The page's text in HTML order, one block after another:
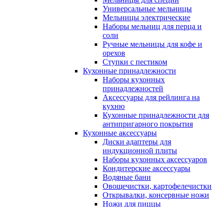
Универсальные мельницы
Мельницы электрические
Наборы мельниц для перца и
соли
Ручные мельницы для кофе и
орехов
Ступки с пестиком
Кухонные принадлежности
Наборы кухонных
принадлежностей
Аксессуары для рейлинга на
кухню
Кухонные принадлежности для
антипригарного покрытия
Кухонные аксессуары
Диски адаптеры для
индукционной плиты
Наборы кухонных аксессуаров
Кондитерские аксессуары
Водяные бани
Овощечистки, картофелечистки
Открывалки, консервные ножи
Ножи для пиццы